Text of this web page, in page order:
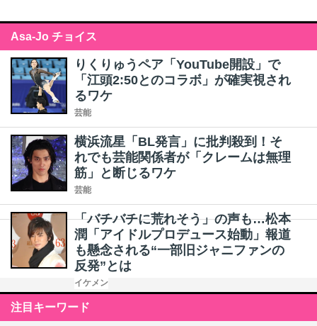
Asa-Jo チョイス
りくりゅうペア「YouTube開設」で
「江頭2:50とのコラボ」が確実視され
るワケ
芸能
横浜流星「BL発言」に批判殺到！そ
れでも芸能関係者が「クレームは無理
筋」と断じるワケ
芸能
「バチバチに荒れそう」の声も…松本
潤「アイドルプロデュース始動」報道
も懸念される“一部旧ジャニファンの
反発”とは
イケメン
注目キーワード